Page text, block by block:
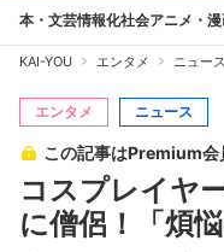
本・文芸情報化社会アニメ・
KAI-YOU エンタメ ニュース
エンタメ ニュース
この記事はPremium会
コスプレイヤ
に僧侶！「煩